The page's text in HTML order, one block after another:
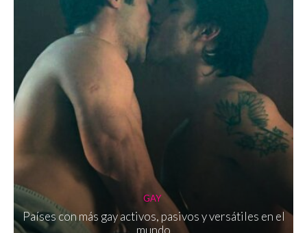
GAY
Países con más gay activos, pasivos y versátiles en el